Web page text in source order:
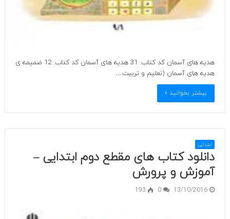
هدیه های آسمان کد کتاب: 31 هدیه های آسمان کد کتاب: 12 ضمیمه ی
هدیه های آسمان (تعلیم و تربیت…
بیشتر بخوانید »
ابتدایی
دانلود کتاب های مقطع دوم ابتدایی –
آموزش و پرورش
13/10/2016
0
193